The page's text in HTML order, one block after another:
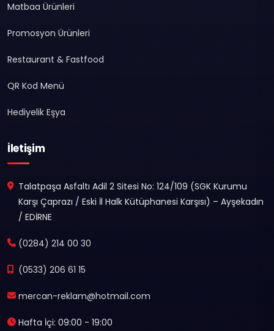
Matbaa Ürünleri
Promosyon Ürünleri
Restaurant & Fastfood
QR Kod Menü
Hediyelik Eşya
İletişim
Talatpaşa Asfaltı Adil 2 Sitesi No: 124/109 (SGK Kurumu
Karşı Çaprazı / Eski İl Halk Kütüphanesi Karşısı) – Ayşekadın
/ EDİRNE
(0284) 214 00 30
(0533) 206 61 15
mercan-reklam@hotmail.com
Hafta İçi: 09:00 - 19:00